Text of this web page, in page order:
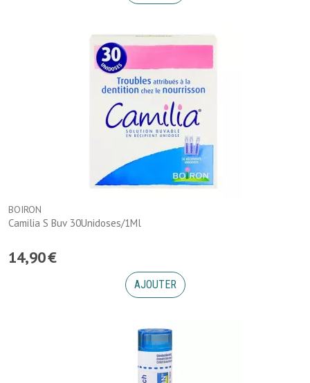
BOIRON
Camilia S Buv 30Unidoses/1Ml
14,90€
AJOUTER